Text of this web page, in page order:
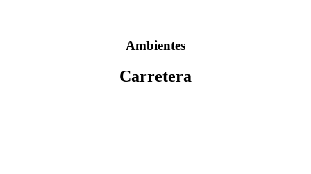
Ambientes
Carretera